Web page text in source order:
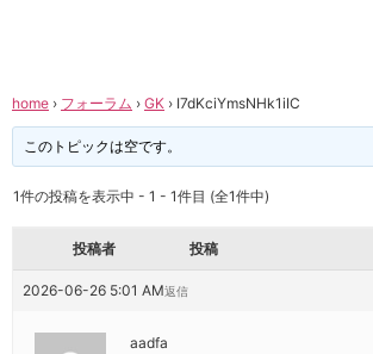
home › フォーラム › GK › I7dKciYmsNHk1iIC
このトピックは空です。
1件の投稿を表示中 - 1 - 1件目 (全1件中)
投稿者 投稿
2026-06-26 5:01 AM返信
aadfa